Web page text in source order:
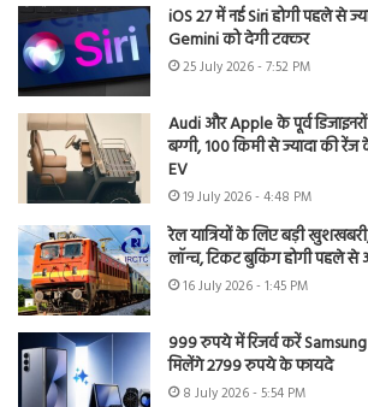
iOS 27 में नई Siri होगी पहले से
Gemini को देगी टक्कर
25 July 2026 - 7:52 PM
Audi और Apple के पूर्व
बग्गी, 100 किमी से ज्यादा की
EV
19 July 2026 - 4:48 PM
रेल यात्रियों के लिए बड़ी
लॉन्च, टिकट बुकिंग होगी पहले
16 July 2026 - 1:45 PM
999 रुपये में रिजर्व करें
मिलेंगे 2799 रुपये के फायदे
8 July 2026 - 5:54 PM